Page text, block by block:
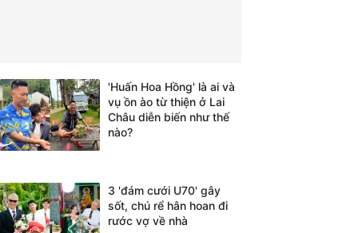
'Huấn Hoa Hồng' là ai và
vụ ồn ào từ thiện ở Lai
Châu diễn biến như thế
nào?
3 'đám cưới U70' gây
sốt, chú rể hân hoan đi
rước vợ về nhà